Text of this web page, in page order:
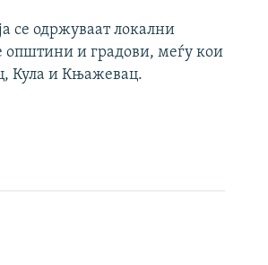
се одржуваат локални
општини и градови, меѓу кои
Кула и Књажевац.